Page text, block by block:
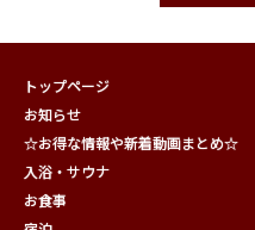
トップページ
お知らせ
☆お得な情報や新着動画まとめ☆
入浴・サウナ
お食事